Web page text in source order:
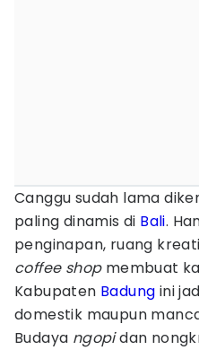
Canggu sudah lama
paling dinamis di Bali.
penginapan, ruang
coffee shopmembuat
Kabupaten Badung ini
domestik maupun
Budaya ngopidan